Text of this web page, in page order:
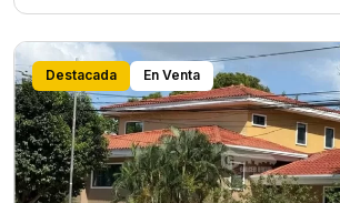
Destacada En Venta